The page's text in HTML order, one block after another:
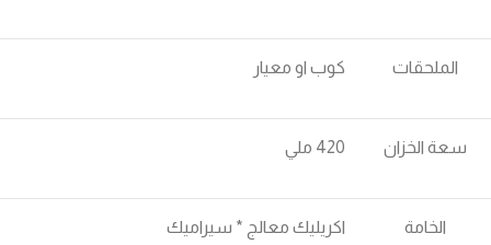
الملحقات كوب او معيار
سعة الخزان 420 ملي
الخامة اكريليك معالج * سيراميك